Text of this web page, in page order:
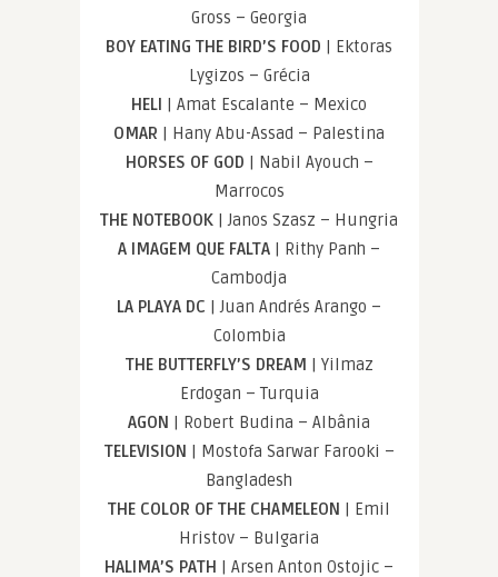
Gross – Georgia
BOY EATING THE BIRD’S FOOD | Ektoras
Lygizos – Grécia
HELI | Amat Escalante – Mexico
OMAR | Hany Abu-Assad – Palestina
HORSES OF GOD | Nabil Ayouch –
Marrocos
THE NOTEBOOK | Janos Szasz – Hungria
A IMAGEM QUE FALTA | Rithy Panh –
Cambodja
LA PLAYA DC | Juan Andrés Arango –
Colombia
THE BUTTERFLY’S DREAM | Yilmaz
Erdogan – Turquia
AGON | Robert Budina – Albânia
TELEVISION | Mostofa Sarwar Farooki –
Bangladesh
THE COLOR OF THE CHAMELEON | Emil
Hristov – Bulgaria
HALIMA’S PATH | Arsen Anton Ostojic –